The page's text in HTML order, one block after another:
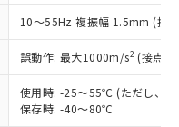
10～55Hz 複振幅 1.5mm (接
誤動作: 最大1000m/s2 (接点
使用時: -25～55℃ (ただし、氷
保存時: -40～80℃
格結果を当社の
に漏洩または開
ます。
リスト作成サー
くには、I-Web
れている必要が
どにより、予定
す。
）のすべてが基
ます。
において有害物
に深刻な影響を
。
販売部門へお問
三者に販売する
び3の内容を当
。また当社は、
わる関係者が違
ある場合は、取
。
販売員にご確
た在庫状況の
ない機種